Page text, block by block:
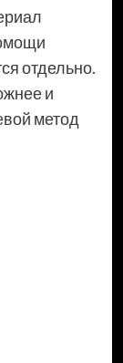
отдельно.
и
метод